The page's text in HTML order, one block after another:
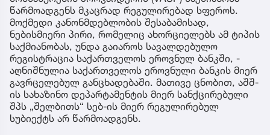
წარმოადგენს მკაცრად რეგულირებად სფეროს.
მოქმედი კანონმდებლობის შესაბამისად,
ნებისმიერი პირი, რომელიც ახორციელებს ამ ტიპის
საქმიანობას, უნდა გაიაროს სავალდებულო
რეგისტრაცია საქართველოს ეროვნულ ბანკში, -
აღნიშნულია საქართველოს ეროვნული ბანკის მიერ
გავრცელებულ განცხადებაში. მათივე ცნობით, აშშ-
ის სახაზინო დეპარტამენტის მიერ სანქცირებული
შპს „შელბითს“ სებ-ის მიერ რეგულირებულ
სუბიექტს არ წარმოადგენს.